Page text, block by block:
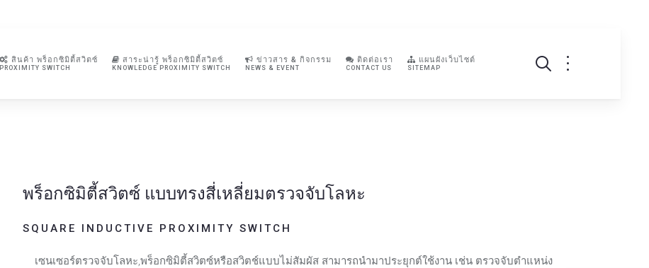
สินค้า พร็อกซิมิตี้สวิตซ์
PROXIMITY SWITCH
สาระน่ารู้ พร็อกซิมิตี้สวิตซ์
KNOWLEDGE PROXIMITY SWITCH
ข่าวสาร & กิจกรรม
NEWS & EVENT
ติดต่อเรา
CONTACT US
แผนผังเว็บไซต์
SITEMAP
พร็อกซิมิตี้สวิตซ์ แบบทรงสี่เหลี่ยมตรวจจับโลหะ
SQUARE INDUCTIVE PROXIMITY SWITCH
เซนเซอร์ตรวจจับโลหะ,พร็อกซิมิตี้สวิตซ์หรือสวิตช์แบบไม่สัมผัส สามารถนำมาประยุกต์ใช้งาน เช่น ตรวจจับตำแหน่ง